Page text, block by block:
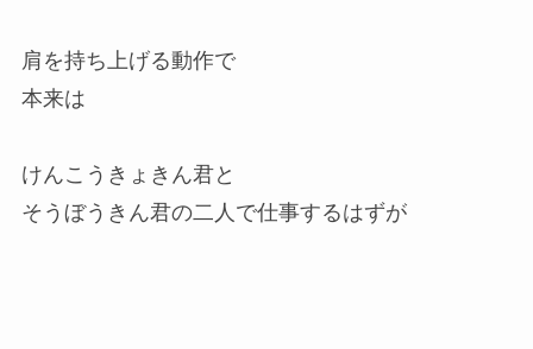
肩を持ち上げる動作で
本来は
けんこうきょきん君と
そうぼうきん君の二人で仕事するはずが